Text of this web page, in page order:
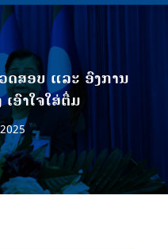
ດສອບ ແລະ ອົງການ
ອົາໃຈໃສ່ຕື່ມ